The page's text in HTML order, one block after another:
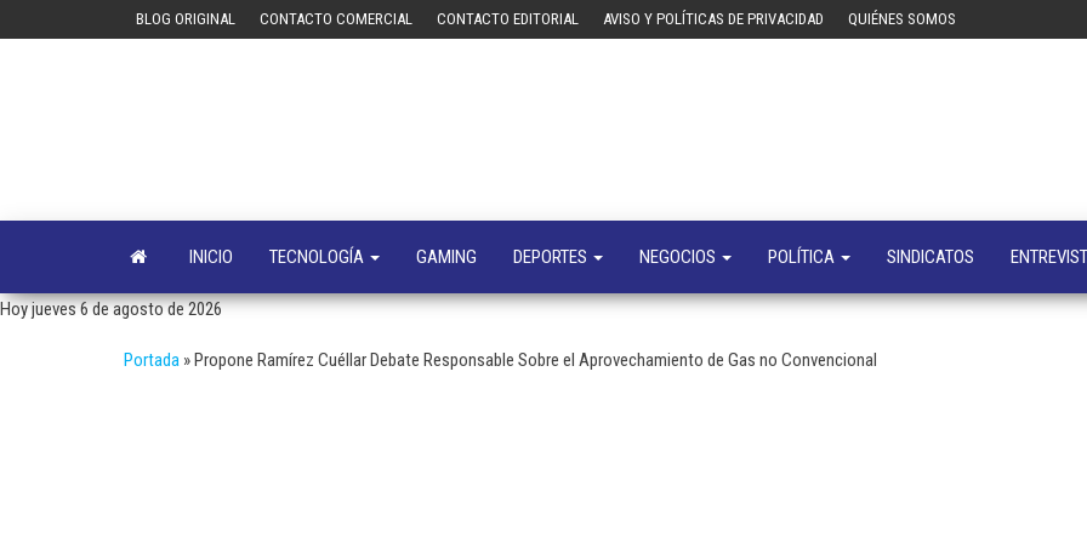
BLOG ORIGINAL CONTACTO COMERCIAL CONTACTO EDITORIAL AVISO Y POLÍTICAS DE PRIVACIDAD QUIÉNES SOMOS
negocios
INICIO TECNOLOGÍA GAMING DEPORTES NEGOCIOS POLÍTICA SINDICATOS
Hoy jueves 6 de agosto de 2026
Portada »Propone Ramírez Cuéllar Debate Responsable Sobre el Aprovechamiento de Gas no Convencional